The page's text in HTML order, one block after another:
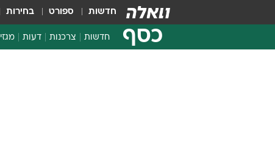
חדשות ספורט בחירות
כסף חדשות צרכנות דעות מגזין